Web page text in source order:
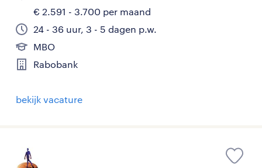
€ 2.591 - 3.700 per maand
24 - 36 uur, 3 - 5 dagen p.w.
MBO
Rabobank
bekijk vacature